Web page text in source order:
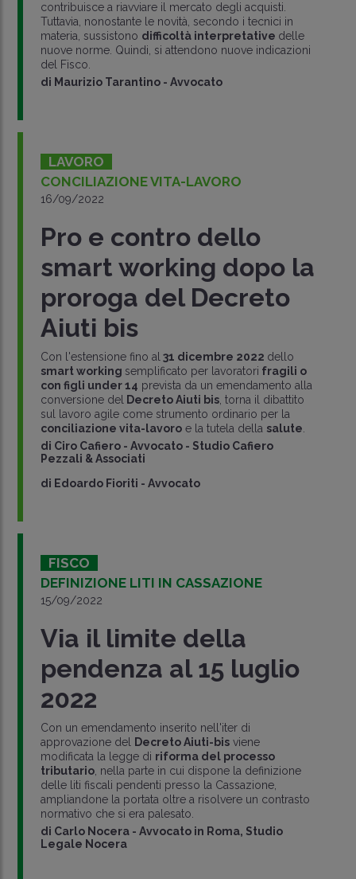
contribuisce a riavviare il mercato degli acquisti.
Tuttavia, nonostante le novità, secondo i tecnici in
materia, sussistono difficoltà interpretative delle
nuove norme. Quindi, si attendono nuove indicazioni
del Fisco.
di Maurizio Tarantino - Avvocato
LAVORO
CONCILIAZIONE VITA-LAVORO
16/09/2022
Pro e contro dello
smart working dopo la
proroga del Decreto
Aiuti bis
Con l'estensione fino al 31 dicembre 2022 dello
smart working semplificato per lavoratori fragili o
con figli under 14 prevista da un emendamento alla
conversione del
Decreto Aiuti bis, torna il dibattito
sul lavoro agile come strumento ordinario per la
conciliazione vita-lavoroe la tutela della salute
di Ciro Cafiero - Avvocato - Studio Cafiero
Pezzali & Associati
di Edoardo Fioriti - Avvocato
FISCO
DEFINIZIONE LITI IN CASSAZIONE
15/09/2022
Via il limite della
pendenza al 15 luglio
2022
Con un emendamento inserito nell'iter di
approvazione del
Decreto Aiuti-bisviene
modificata la legge di riforma del processo
tributario, nella parte in cui dispone la definizione
delle liti fiscali pendenti presso la Cassazione,
ampliandone la portata oltre a risolvere un contrasto
normativo che si era palesato.
di Carlo Nocera - Avvocato in Roma, Studio
Legale Nocera